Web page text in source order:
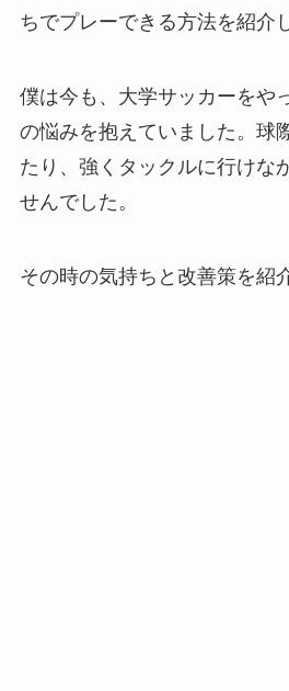
ちでプレーできる方法を紹介
僕は今も、大学サッカーをや
の悩みを抱えていました。球
たり、強くタックルに行けな
せんでした。
その時の気持ちと改善策を紹